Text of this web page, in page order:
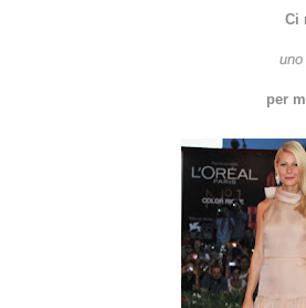
Ci
per